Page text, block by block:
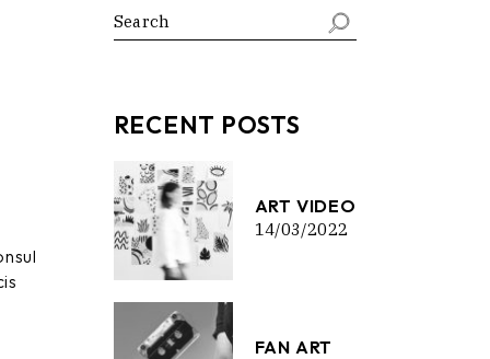
RECENT POSTS
ART VIDEO
14/03/2022
FAN ART